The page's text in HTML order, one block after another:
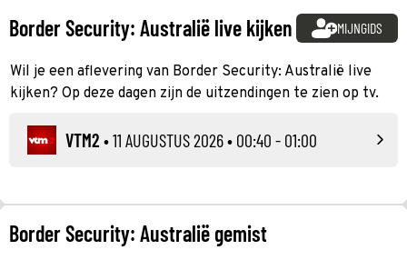
Border Security: Australië live kijken MIJNGIDS
Wil je een aflevering van Border Security: Australië live
kijken? Op deze dagen zijn de uitzendingen te zien op tv.
VTM2 •11 AUGUSTUS 2026• 00:40 - 01:00
Border Security: Australië gemist